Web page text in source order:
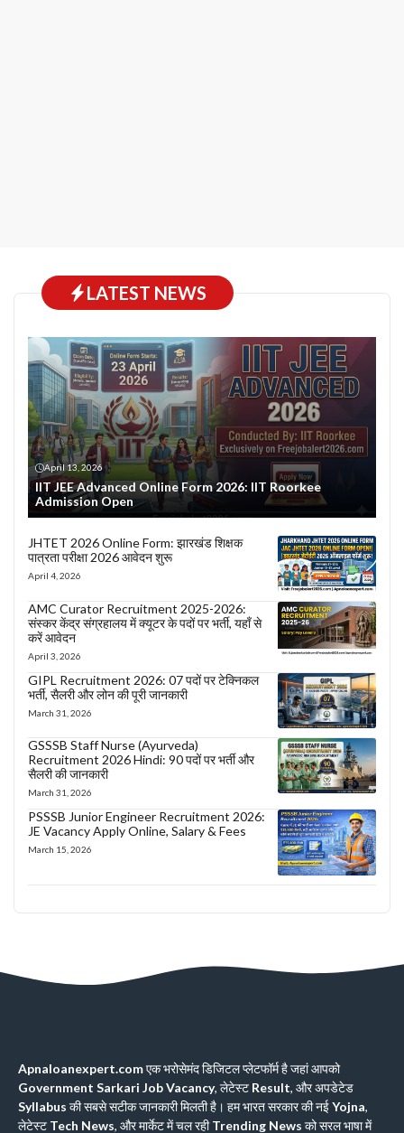
LATEST NEWS
April 13, 2026
IIT JEE Advanced Online Form 2026: IIT Roorkee
Admission Open
JHTET 2026 Online Form: झारखंड शिक्षक
पात्रता परीक्षा 2026 आवेदन शुरू
April 4, 2026
AMC Curator Recruitment 2025-2026:
संस्कर केंद्र संग्रहालय में क्यूटर के पदों पर भर्ती, यहाँ से
करें आवेदन
April 3, 2026
GIPL Recruitment 2026: 07 पदों पर टेक्निकल
भर्ती, सैलरी और लोन की पूरी जानकारी
March 31, 2026
GSSSB Staff Nurse (Ayurveda)
Recruitment 2026 Hindi: 90 पदों पर भर्ती और
सैलरी की जानकारी
March 31, 2026
PSSSB Junior Engineer Recruitment 2026:
JE Vacancy Apply Online, Salary & Fees
March 15, 2026
Apnaloanexpert.comएक भरोसेमंद डिजिटल प्लेटफॉर्म है जहां आपको
Government Sarkari Job Vacancy, लेटेस्ट Result, और अपडेटेड
Syllabus की सबसे सटीक जानकारी मिलती है। हम भारत सरकार की नईYojna,
लेटेस्ट Tech News, और मार्केट में चल रहीTrending News को सरल भाषा में